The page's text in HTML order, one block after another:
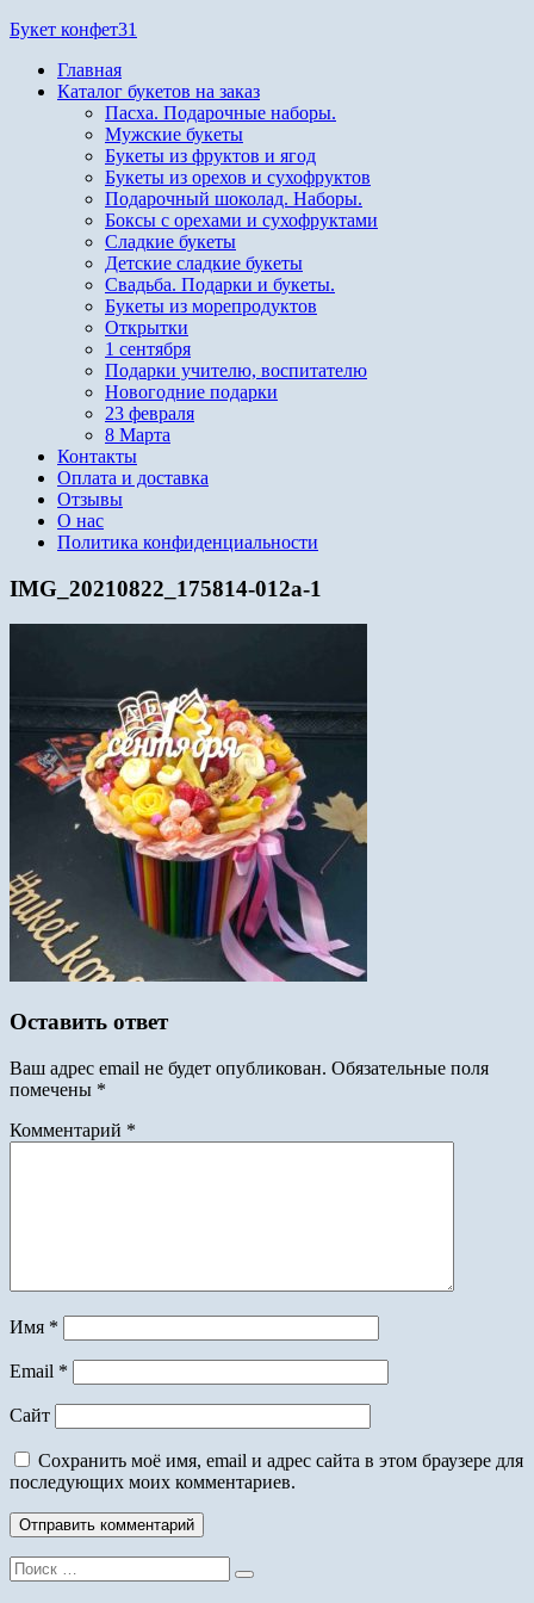
Перейти
содержимому
Букет конфет31
Главная
Каталог букетов на заказ
Пасха. Подарочные наборы.
Мужские букеты
Букеты из фруктов и ягод
Букеты из орехов и сухофруктов
Подарочный шоколад. Наборы.
Боксы с орехами и сухофруктами
Сладкие букеты
Детские сладкие букеты
Свадьба. Подарки и букеты.
Букеты из морепродуктов
Открытки
1 сентября
Подарки учителю, воспитателю
Новогодние подарки
23 февраля
8 Марта
Контакты
Оплата и доставка
Отзывы
О нас
Политика конфиденциальности
IMG_20210822_175814-012а-1
Оставить ответ
Ваш адрес email не будет опубликован. Обязательные поля
помечены *
Комментарий *
Имя *
Email *
Сайт
Сохранить моё имя, email и адрес сайта в этом браузере для
последующих моих комментариев.
Поиск
для: